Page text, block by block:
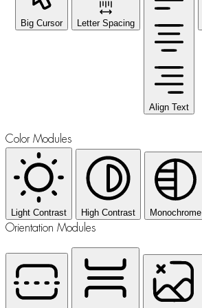
Big Cursor Letter Spacing
Align Text
Color Modules
Light Contrast High Contrast Monochrome
Orientation Modules